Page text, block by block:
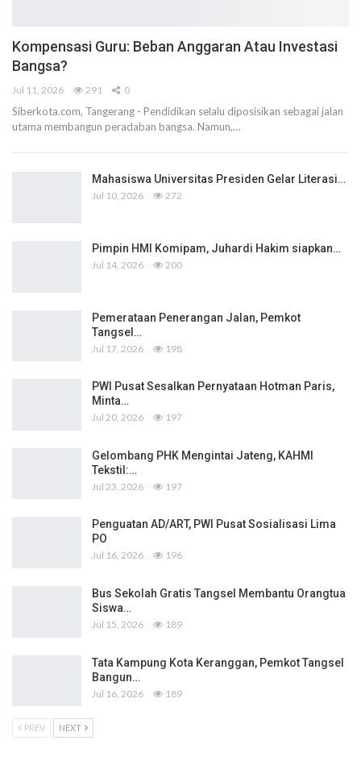
Kompensasi Guru: Beban Anggaran Atau Investasi
Bangsa?
Jul 11, 2026 291 0
Siberkota.com, Tangerang - Pendidikan selalu diposisikan sebagai jalan
utama membangun peradaban bangsa. Namun,…
Mahasiswa Universitas Presiden Gelar Literasi…
Jul 10, 2026 272
Pimpin HMI Komipam, Juhardi Hakim siapkan…
Jul 14, 2026 200
Pemerataan Penerangan Jalan, Pemkot
Tangsel…
Jul 17, 2026 198
PWI Pusat Sesalkan Pernyataan Hotman Paris,
Minta…
Jul 20, 2026 197
Gelombang PHK Mengintai Jateng, KAHMI
Tekstil:…
Jul 23, 2026 197
Penguatan AD/ART, PWI Pusat Sosialisasi Lima
PO
Jul 16, 2026 196
Bus Sekolah Gratis Tangsel Membantu Orangtua
Siswa…
Jul 15, 2026 189
Tata Kampung Kota Keranggan, Pemkot Tangsel
Bangun…
Jul 16, 2026 189
PREV NEXT